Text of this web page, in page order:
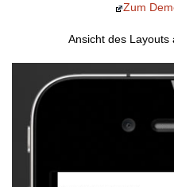
Zum
Ansicht des